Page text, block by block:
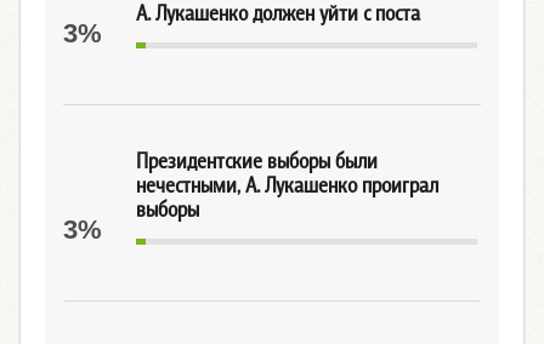
А. Лукашенко должен уйти с поста
3%
Президентские выборы были
нечестными, А. Лукашенко проиграл
выборы
3%